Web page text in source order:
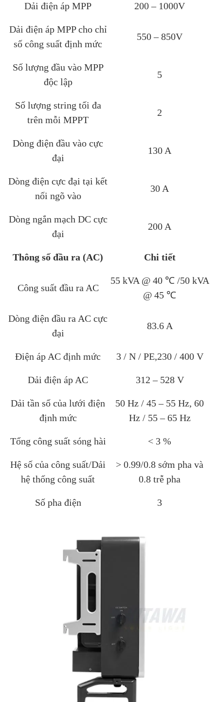
Dải điện áp MPP 200 – 1000V
Dải điện áp MPP cho chỉ
số công suất định mức
550 – 850V
Số lượng đầu vào MPP
độc lập
5
Số lượng string tối đa
trên mỗi MPPT
2
Dòng điện đầu vào cực
đại
130 A
Dòng điện cực đại tại kết
nối ngõ vào
30 A
Dòng ngắn mạch DC cực
đại
200 A
Thông số đầu ra (AC) Chi tiết
Công suất đầu ra AC
55 kVA @ 40 ℃ /50 kVA
@ 45 ℃
Dòng điện đầu ra AC cực
đại
83.6 A
Điện áp AC định mức 3 / N / PE,230 / 400 V
Dải điện áp AC 312 – 528 V
Dải tần số của lưới điện
định mức
50 Hz / 45 – 55 Hz, 60
Hz / 55 – 65 Hz
Tổng công suất sóng hài < 3 %
Hệ số của công suất/Dải
hệ thống công suất
> 0.99/0.8 sớm pha và
0.8 trễ pha
Số pha điện 3